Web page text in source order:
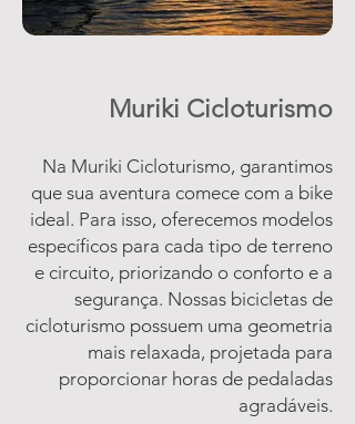
Muriki Cicloturismo
Na Muriki Cicloturismo, garantimos
que sua aventura comece com a bike
ideal. Para isso, oferecemos modelos
específicos para cada tipo de terreno
e circuito, priorizando o conforto e a
segurança. Nossas bicicletas de
cicloturismo possuem uma geometria
mais relaxada, projetada para
proporcionar horas de pedaladas
agradáveis.